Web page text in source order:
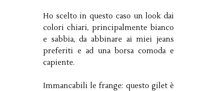
Ho scelto in questo caso un look dai
colori chiari, principalmente bianco
e sabbia, da abbinare ai miei jeans
preferiti e ad una borsa comoda e
capiente.
Immancabili le frange: questo gilet è